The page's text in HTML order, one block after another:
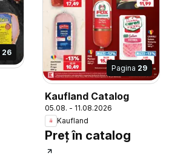
26
Pagina 29
Kaufland Catalog
05.08. - 11.08.2026
Kaufland
Preț în catalog